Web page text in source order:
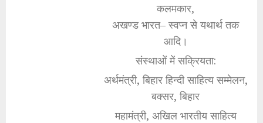
कलमकार,
अखण्ड भारत– स्वप्न से यथार्थ तक
आदि।
संस्थाओं में सक्रियता:
अर्थमंत्री, बिहार हिन्दी साहित्य सम्मेलन,
बक्सर, बिहार
महामंत्री, अखिल भारतीय साहित्य